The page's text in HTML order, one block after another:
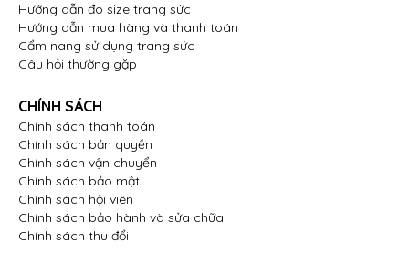
Hướng dẫn đo size trang sức
Hướng dẫn mua hàng và thanh toán
Cẩm nang sử dụng trang sức
Câu hỏi thường gặp
CHÍNH SÁCH
Chính sách thanh toán
Chính sách bản quyền
Chính sách vận chuyển
Chính sách bảo mật
Chính sách hội viên
Chính sách bảo hành và sửa chữa
Chính sách thu đổi